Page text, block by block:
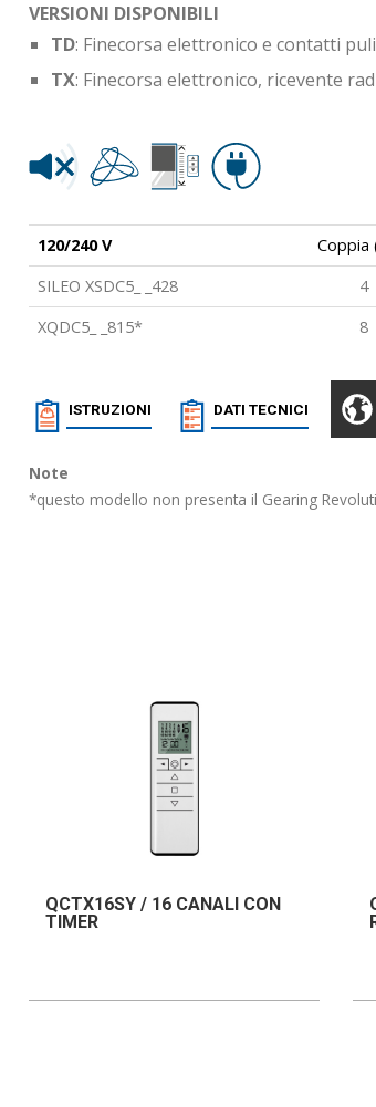
VERSIONI DISPONIBILI
TD: Finecorsa elettronico e contatti
TX: Finecorsa elettronico, ricevente
120/240 V Coppia
SILEO XSDC5_ _428
4
XQDC5_ _815*
8
ISTRUZIONI DATI TECNICI
Note
*questo modello non presenta il Gearing
QCTX16SY / 16 CANALI CON
TIMER